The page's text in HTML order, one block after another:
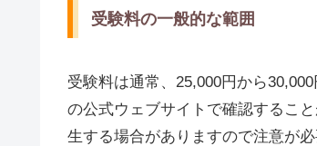
受験料の一般的な範囲
受験料は通常、25,000円から
の公式ウェブサイトで確認するこ
生する場合がありますので注意が必